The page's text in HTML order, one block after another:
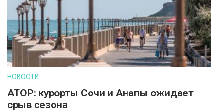
НОВОСТИ
АТОР: курорты Сочи и Анапы ожидает
срыв сезона